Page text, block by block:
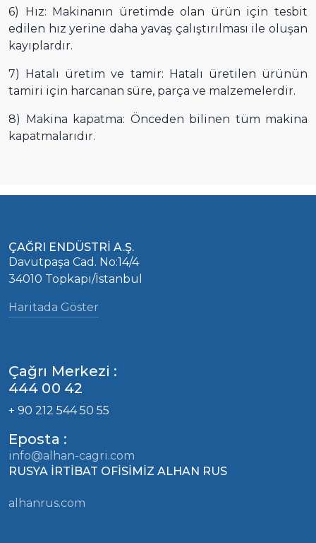
6) Hız: Makinanın üretimde olan ürün için tesbit
edilen hız yerine daha yavaş çalıştırılması ile oluşan
kayıplardır.
7) Hatalı üretim ve tamir: Hatalı üretilen ürünün
tamiri için harcanan süre, parça ve malzemelerdir.
8) Makina kapatma: Önceden bilinen tüm makina
kapatmalarıdır.
ÇAĞRI ENDÜSTRİ A.Ş.
Davutpaşa Cad. No:14/4
34010 Topkapı/İstanbul
Haritada Göster
Çağrı Merkezi :
444 00 42
+ 90 212 544 50 55
Eposta :
info@alhan-cagri.com
RUSYA İRTİBAT OFİSİMİZ ALHAN RUS
alhanrus.com